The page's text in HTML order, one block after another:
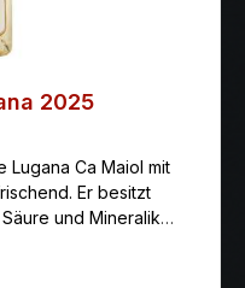
2025
Lugana Ca Maiol mit
Er besitzt
und Mineralik
nicht nur im
mit einer strahlend